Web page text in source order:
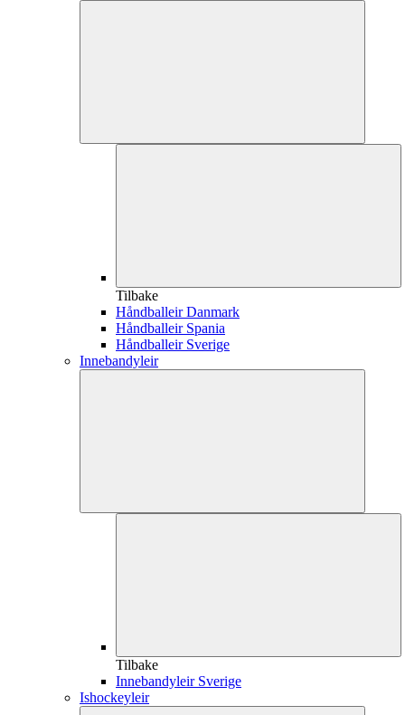
Tilbake
Håndballeir Danmark
Håndballeir Spania
Håndballeir Sverige
Innebandyleir
Tilbake
Innebandyleir Sverige
Ishockeyleir